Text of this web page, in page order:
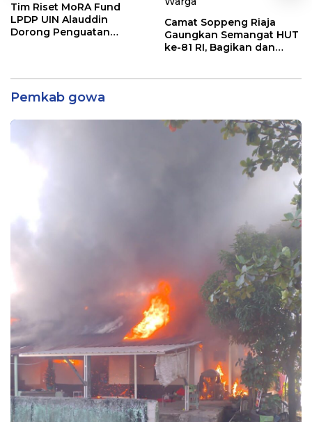
Tim Riset MoRA Fund
LPDP UIN Alauddin
Dorong Penguatan
Camat Soppeng Riaja
Gaungkan Semangat HUT
ke-81 RI, Bagikan dan
Pemkab gowa